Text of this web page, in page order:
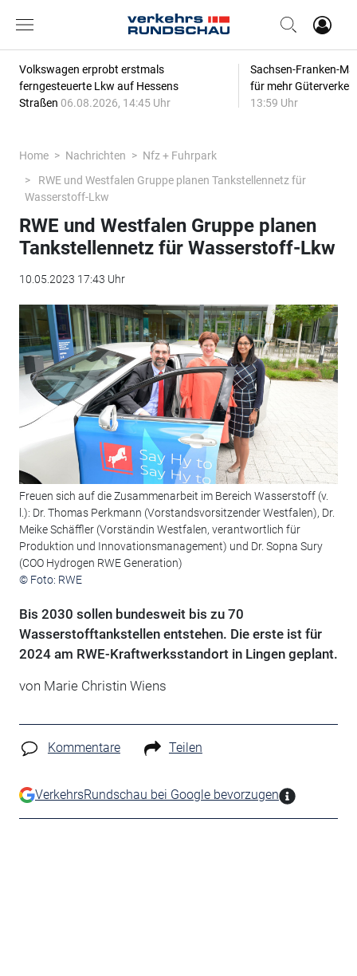
Volkswagen erprobt erstmals
ferngesteuerte Lkw auf Hessens
Straßen 06.08.2026, 14:45 Uhr
Sachsen-Franken-
für mehr
13:59 Uhr
Home Nachrichten
Nfz + Fuhrpark
RWE und Westfalen Gruppe planen Tankstellennetz für
Wasserstoff-Lkw
RWE und Westfalen Gruppe planen
Tankstellennetz für Wasserstoff-Lkw
10.05.2023 17:43 Uhr
Freuen sich auf die Zusammenarbeit im Bereich Wasserstoff (v.
l.): Dr. Thomas Perkmann (Vorstandsvorsitzender Westfalen), Dr.
Meike Schäffler (Vorständin Westfalen, verantwortlich für
Produktion und Innovationsmanagement) und Dr. Sopna Sury
(COO Hydrogen RWE Generation)
© Foto: RWE
Bis 2030 sollen bundesweit bis zu 70
Wasserstofftankstellen entstehen. Die erste ist für
2024 am RWE-Kraftwerksstandort in Lingen geplant.
von Marie Christin Wiens
Kommentare Teilen
VerkehrsRundschau bei Google bevorzugen